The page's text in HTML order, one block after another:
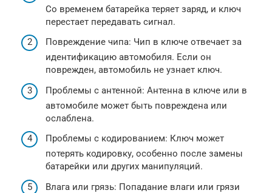
Со временем батарейка теряет заряд, и ключ
перестает передавать сигнал.
Повреждение чипа: Чип в ключе отвечает за
идентификацию автомобиля. Если он
поврежден, автомобиль не узнает ключ.
Проблемы с антенной: Антенна в ключе или в
автомобиле может быть повреждена или
ослаблена.
Проблемы с кодированием: Ключ может
потерять кодировку, особенно после замены
батарейки или других манипуляций.
Влага или грязь: Попадание влаги или грязи